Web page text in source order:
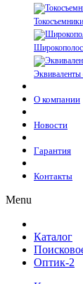
Эквиваленты
О компании
Новости
Гарантия
Контакты
Menu
Каталог
Оптик-2